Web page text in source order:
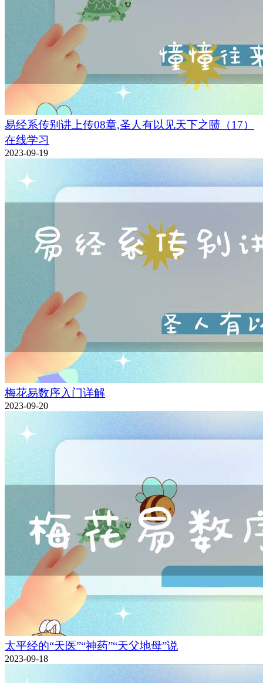
易经系传别讲上传08章,圣人有以见天下之赜（17）
在线学习
2023-09-19
梅花易数序入门详解
2023-09-20
太平经的“天医”“神药”“天父地母”说
2023-09-18